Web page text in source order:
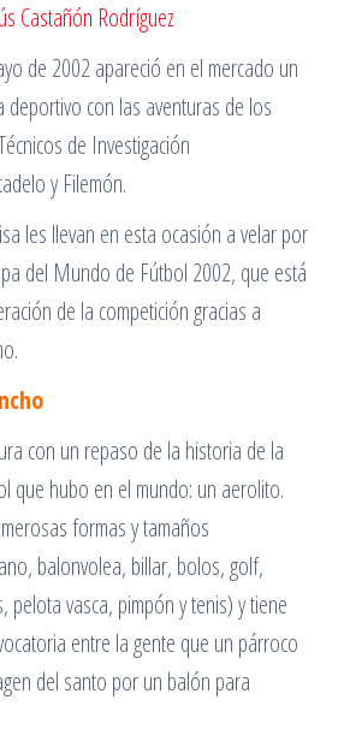
Castañón Rodríguez
de 2002 apareció en el mercado un
deportivo con las aventuras de los
de Investigación
y Filemón.
les llevan en esta ocasión a velar por
del Mundo de Fútbol 2002, que está
de la competición gracias a
con un repaso de la historia de la
que hubo en el mundo: un aerolito.
formas y tamaños
balonvolea, billar, bolos, golf,
pelota vasca, pimpón y tenis) y tiene
entre la gente que un párroco
del santo por un balón para